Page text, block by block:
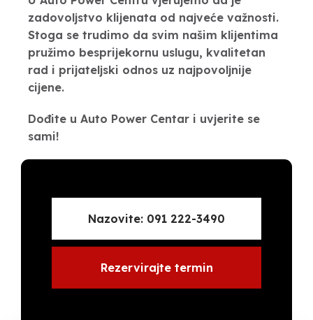
zadovoljstvo klijenata od najveće važnosti.
Stoga se trudimo da svim našim klijentima
pružimo besprijekornu uslugu, kvalitetan
rad i prijateljski odnos uz najpovoljnije
cijene.
Dođite u Auto Power Centar i uvjerite se
sami!
Nazovite: 091 222-3490
Rezervirajte termin